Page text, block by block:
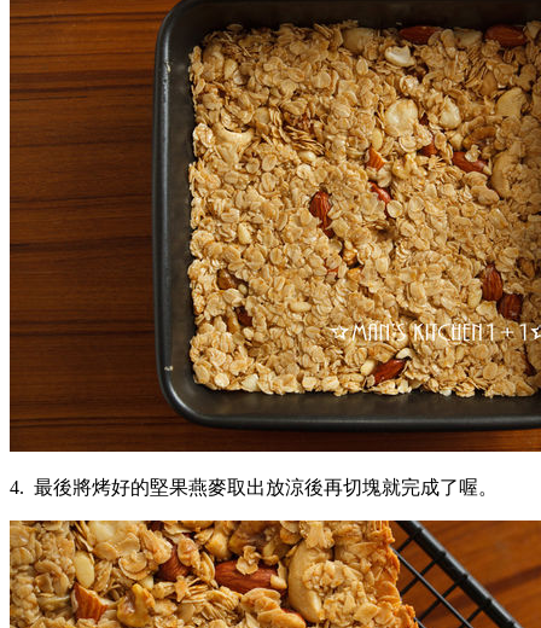
4. 最後將烤好的堅果燕麥取出放涼後再切塊就完成了喔。